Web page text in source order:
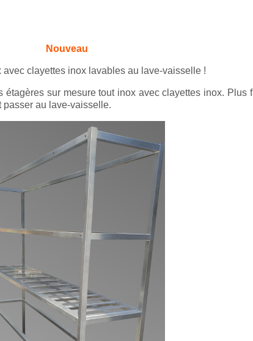
Nouveau
avec clayettes inox lavables au lave-vaisselle !
sur mesure tout inox avec clayettes inox. Plus
passer au lave-vaisselle.